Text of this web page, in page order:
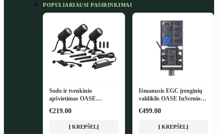
POPULIARIAUSI PASIRINKIMAI
Sodo ir tvenkinio
apšvietimas OASE
€219.00
Į KREPŠELĮ
Išmanusis EGC įrenginių
valdiklis OASE InScenio
€499.00
Į KREPŠELĮ